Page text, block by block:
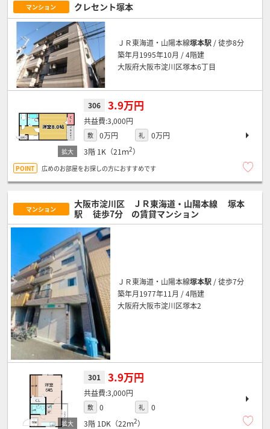
マンション クレセント塚本
ＪＲ東海道・山陽本線塚本駅 / 徒歩8分
築年月1995年10月 / 4階建
大阪府大阪市淀川区塚本6丁目
306 3.9万円
3,000円
敷 0万円 礼
0万円
3階 1K（21ｍ2）
広めのお部屋をお探しの方におすすめです
マンション 大阪市淀川区 ＪＲ東海道・山陽本線
塚本
駅
徒歩7分 の賃貸マンション
ＪＲ東海道・山陽本線塚本駅 / 徒歩7分
築年月1977年11月 / 4階建
大阪府大阪市淀川区塚本2
301 3.9万円
3,000円
敷 0 礼
0
3階 1DK（22ｍ2）